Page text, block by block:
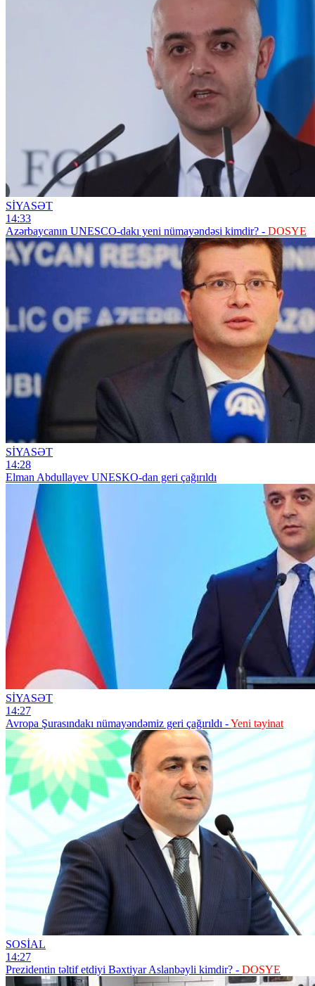
SİYASƏT
14:33
Azərbaycanın UNESCO-dakı yeni nümayəndəsi kimdir? - DOSYE
SİYASƏT
14:28
Elman Abdullayev UNESKO-dan geri çağırıldı
SİYASƏT
14:27
Avropa Şurasındakı nümayəndəmiz geri çağırıldı -Yeni təyinat
SOSİAL
14:27
Prezidentin təltif etdiyi Bəxtiyar Aslanbəyli kimdir? - DOSYE